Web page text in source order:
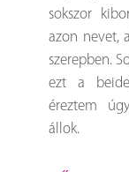
sokszor
azon nevet,
szerepben.
ezt a
éreztem
állok.